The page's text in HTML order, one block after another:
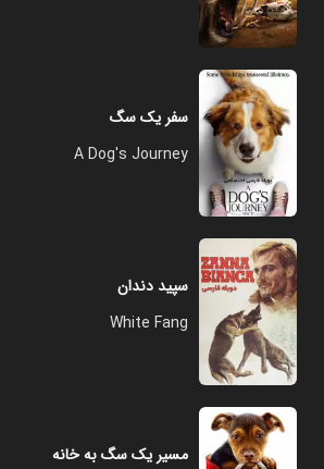
سفر یک سگ
A Dog's Journey
سپید دندان
White Fang
مسیر یک سگ به خانه